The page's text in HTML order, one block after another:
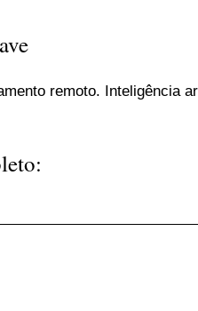
remoto. Inteligência